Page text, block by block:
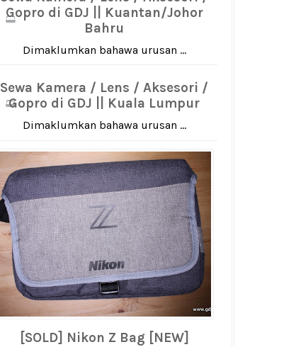
Gopro di GDJ || Kuantan/Johor
Bahru
Dimaklumkan bahawa urusan ...
Sewa Kamera / Lens / Aksesori /
Gopro di GDJ || Kuala Lumpur
Dimaklumkan bahawa urusan ...
[SOLD] Nikon Z Bag [NEW]